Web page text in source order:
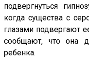
подвергнуться
когда существа с
глазами подвергают
сообщают, что она
ребенка.